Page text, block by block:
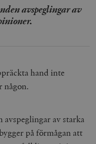
avspeglingar av
hand inte
någon.
av starka
på förmågan att